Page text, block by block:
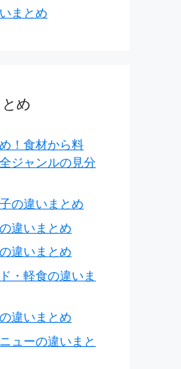
まとめ
め
！食材から料
ジャンルの見分
の違いまとめ
違いまとめ
違いまとめ
・軽食の違いま
違いまとめ
ューの違いまと